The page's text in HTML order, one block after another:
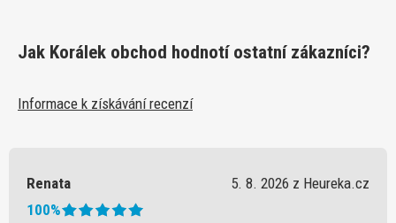
Jak Korálek obchod hodnotí ostatní zákazníci?
Informace k získávání recenzí
Renata
5. 8. 2026 z Heureka.cz
100%